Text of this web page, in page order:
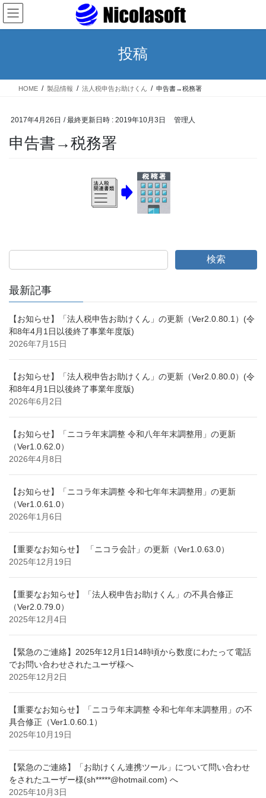
コ
ン
テ
ス
ナ
ビ
ゲ
ン
投稿
HOME 製品情報 法人税申告お助けくん 申告書→税務署
2017年4月26日 / 最終更新日時 : 2019年10月3日 管理人
申告書→税務署
検索
最新記事
【お知らせ】「法人税申告お助けくん」の更新（Ver2.0.80.1）(令
和8年4月1日以後終了事業年度版)
2026年7月15日
【お知らせ】「法人税申告お助けくん」の更新（Ver2.0.80.0）(令
和8年4月1日以後終了事業年度版)
2026年6月2日
【お知らせ】「ニコラ年末調整 令和八年年末調整用」の更新
（Ver1.0.62.0）
2026年4月8日
【お知らせ】「ニコラ年末調整 令和七年年末調整用」の更新
（Ver1.0.61.0）
2026年1月6日
【重要なお知らせ】 「ニコラ会計」の更新（Ver1.0.63.0）
2025年12月19日
【重要なお知らせ】「法人税申告お助けくん」の不具合修正
（Ver2.0.79.0）
2025年12月4日
【緊急のご連絡】2025年12月1日14時頃から数度にわたって電話
でお問い合わせされたユーザ様へ
2025年12月2日
【重要なお知らせ】「ニコラ年末調整 令和七年年末調整用」の不
具合修正（Ver1.0.60.1）
2025年10月19日
【緊急のご連絡】「お助けくん連携ツール」について問い合わせ
をされたユーザー様(sh*****@hotmail.com) へ
2025年10月3日